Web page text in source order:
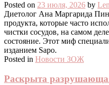
Posted on 23 июля, 2026 by
Диетолог Ана Маргарида
продукта, которые часто
чистки сосудов, на самом
состояние. Этот миф
изданием Sapo.
Posted in Новости ЗОЖ
Раскрыта